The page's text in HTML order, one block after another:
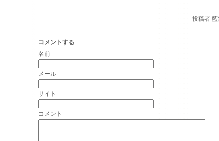
投稿者
コメントする
名前
メール
サイト
コメント